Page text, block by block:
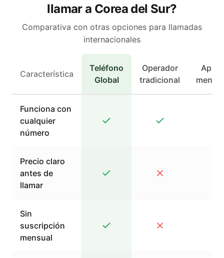
llamar a Corea del Sur?
Comparativa con otras opciones para llamadas
internacionales
Característica
Teléfono
Global
Operador
tradicional
Apps
Funciona con
cualquier
número
Precio claro
antes de
llamar
Sin
suscripción
mensual